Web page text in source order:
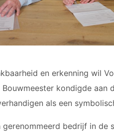
MO13-
en erkenning wil
kondigde aan
als een
gerenommeerd bedrijf in